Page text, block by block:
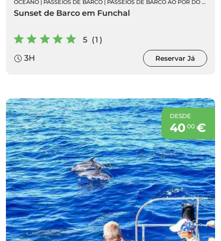
OCEANO | PASSEIOS DE BARCO | PASSEIOS DE BARCO AO PÔR DO SOL
Sunset de Barco em Funchal
5 (1)
3H
Reservar Já
DESDE
40 00€